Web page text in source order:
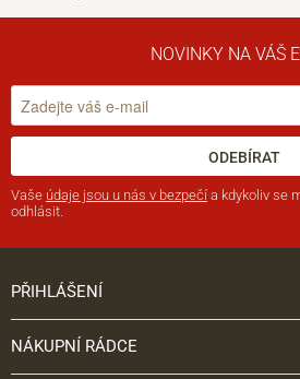
NOVINKY NA VÁŠ
ODEBÍRAT
Vaše údaje jsou u nás v bezpečí a kdykoliv se
odhlásit.
PŘIHLÁŠENÍ
NÁKUPNÍ RÁDCE